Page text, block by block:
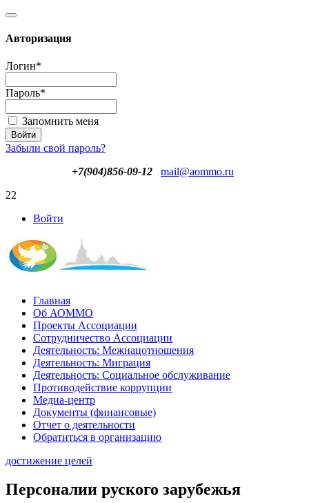
Авторизация
Логин*
Пароль*
Запомнить меня
Забыли свой пароль?
+7(904)856-09-12
mail@aommo.ru
22
Войти
Главная
Об АОММО
Проекты Ассоциации
Сотрудничество Ассоциации
Деятельность: Межнацотношения
Деятельность: Миграция
Деятельность: Социальное обслуживание
Противодействие коррупции
Медиа-центр
Документы (финансовые)
Отчет о деятельности
Обратиться в организацию
достижение целей
Персоналии руского зарубежья